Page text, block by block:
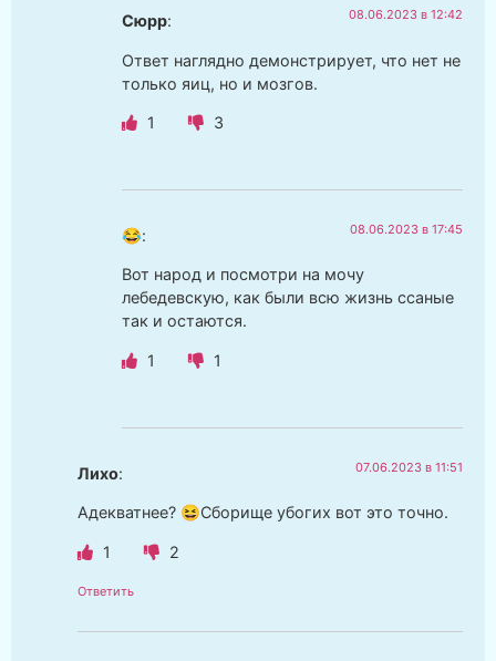
Сюрр: 08.06.2023 в 12:42
Ответ наглядно демонстрирует, что нет не
только яиц, но и мозгов.
1 3
😂: 08.06.2023 в 17:45
Вот народ и посмотри на мочу
лебедевскую, как были всю жизнь ссаные
так и остаются.
1 1
Лихо: 07.06.2023 в 11:51
Адекватнее? 😆Сборище убогих вот это точно.
1 2
Ответить